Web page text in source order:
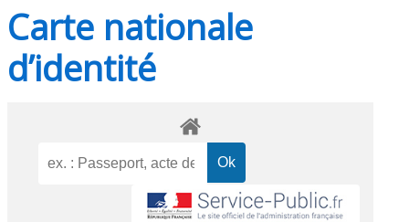
Carte nationale
d’identité